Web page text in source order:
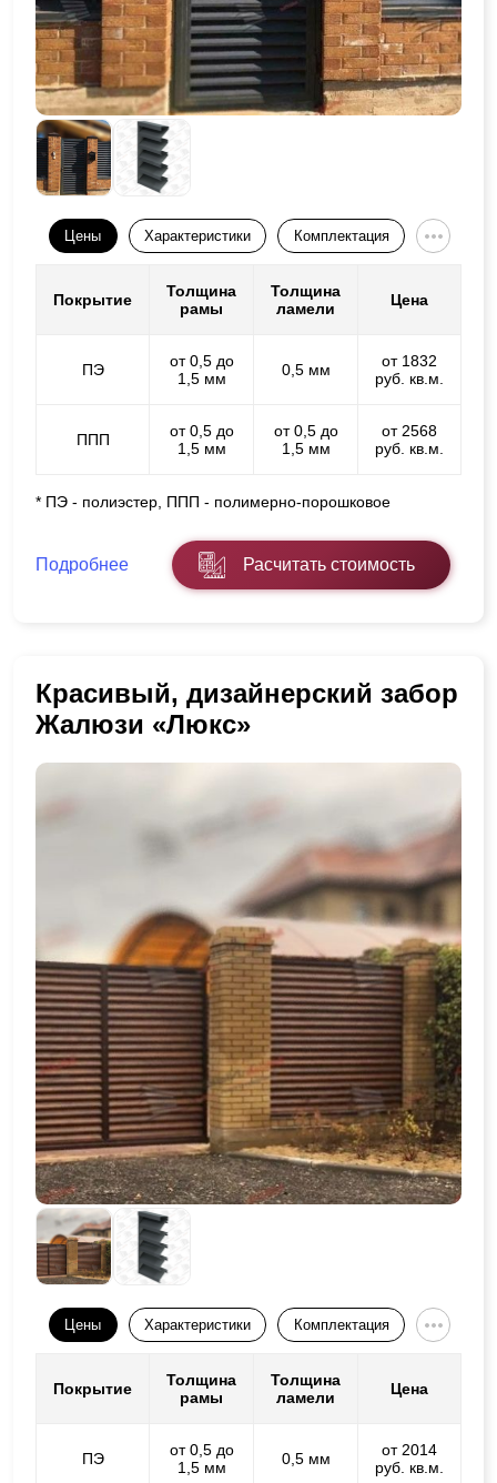
Цены Характеристики Комплектация
Покрытие
Толщина
рамы
Толщина
ламели
Цена
ПЭ
от 0,5 до
1,5 мм
0,5 мм
от 1832
руб. кв.м.
ППП
от 0,5 до
1,5 мм
от 0,5 до
1,5 мм
от 2568
руб. кв.м.
* ПЭ - полиэстер, ППП - полимерно-порошковое
Подробнее Расчитать стоимость
Красивый, дизайнерский забор
Жалюзи «Люкс»
Цены Характеристики Комплектация
Покрытие
Толщина
рамы
Толщина
ламели
Цена
ПЭ
от 0,5 до
1,5 мм
0,5 мм
от 2014
руб. кв.м.